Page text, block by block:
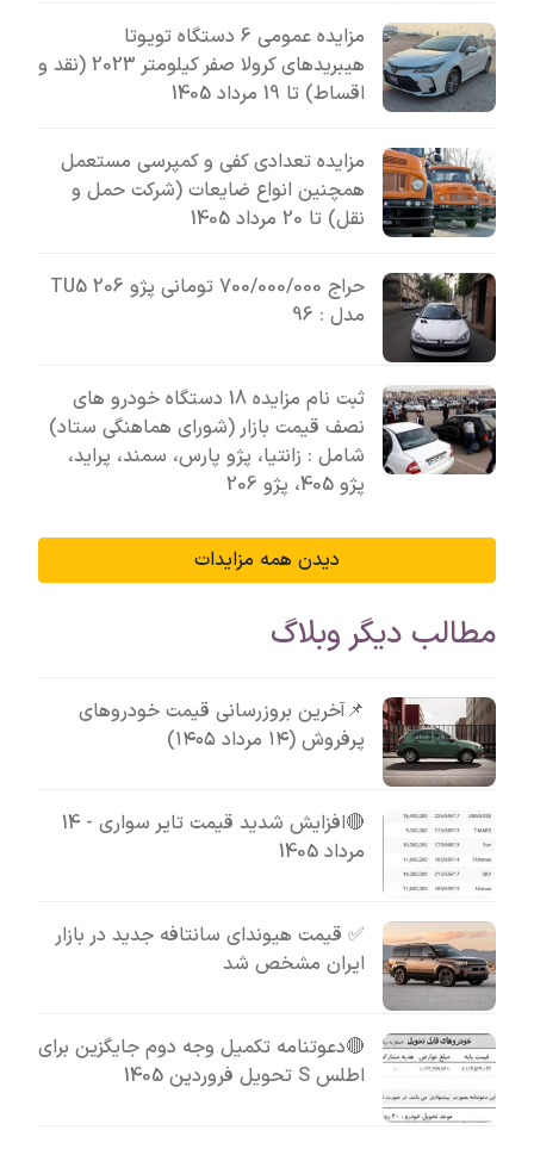
مزایده عمومی 6 دستگاه تویوتا
هیبریدهای کرولا صفر کیلومتر 2023 (نقد و
اقساط) تا 19 مرداد 1405
مزایده تعدادی کفی و کمپرسی مستعمل
همچنین انواع ضایعات (شرکت حمل و
نقل) تا 20 مرداد 1405
حراج 700/000/000 تومانی پژو 206 TU5
مدل : 96
ثبت نام مزایده 18 دستگاه خودرو های
نصف قیمت بازار (شورای هماهنگی ستاد)
شامل : زانتیا، پژو پارس، سمند، پراید،
پژو 405، پژو 206
دیدن همه مزایدات
مطالب دیگر وبلاگ
📌آخرین بروزرسانی قیمت خودروهای
پرفروش (۱۴ مرداد ۱۴۰۵)
🔴افزایش شدید قیمت تایر سواری - 14
مرداد 1405
✅ قیمت هیوندای سانتافه جدید در بازار
ایران مشخص شد
🔴دعوتنامه تکمیل وجه دوم جایگزین برای
اطلس S تحویل فروردین 1405